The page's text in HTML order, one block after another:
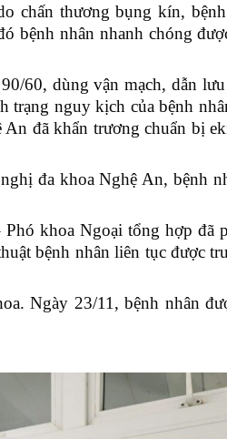
chấn thương bụng kín,
bệnh nhân nhanh chóng
60, dùng vận mạch, dẫn
trạng nguy kịch của bệnh
đã khẩn trương chuẩn bị
đa khoa Nghệ An, bệnh
khoa Ngoại tổng hợp đã
bệnh nhân liên tục được
Ngày 23/11, bệnh nhân